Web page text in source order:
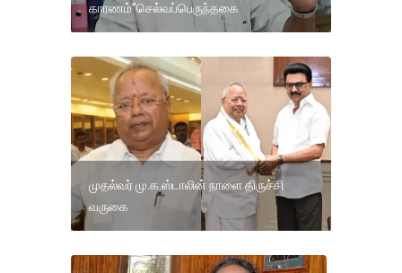
காரணம்”செல்வப்பெருந்தகை
முதல்வர் மு.க.ஸ்டாலின் நாளை திருச்சி
வருகை